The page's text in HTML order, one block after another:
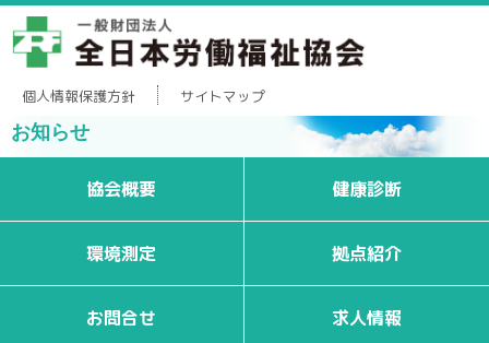
個人情報保護方針 サイトマップ
お知らせ
協会概要 健康診断
環境測定 拠点紹介
お問合せ 求人情報